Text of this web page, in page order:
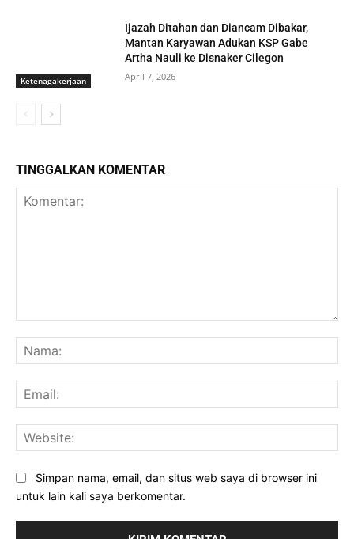
Ketenagakerjaan
Ijazah Ditahan dan Diancam Dibakar,
Mantan Karyawan Adukan KSP Gabe
Artha Nauli ke Disnaker Cilegon
April 7, 2026
TINGGALKAN KOMENTAR
Simpan nama, email, dan situs web saya di browser ini
untuk lain kali saya berkomentar.